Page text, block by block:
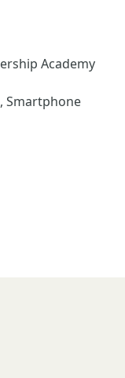
Academy
Smartphone